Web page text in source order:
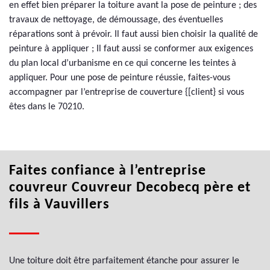
en effet bien préparer la toiture avant la pose de peinture ; des
travaux de nettoyage, de démoussage, des éventuelles
réparations sont à prévoir. Il faut aussi bien choisir la qualité de
peinture à appliquer ; Il faut aussi se conformer aux exigences
du plan local d’urbanisme en ce qui concerne les teintes à
appliquer. Pour une pose de peinture réussie, faites-vous
accompagner par l’entreprise de couverture {[client} si vous
êtes dans le 70210.
Faites confiance à l’entreprise
couvreur Couvreur Decobecq père et
fils à Vauvillers
Une toiture doit être parfaitement étanche pour assurer le